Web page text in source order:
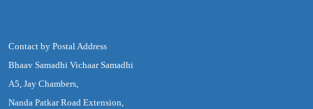
Contact by Postal Address
Bhaav Samadhi Vichaar Samadhi
A5, Jay Chambers,
Nanda Patkar Road Extension,